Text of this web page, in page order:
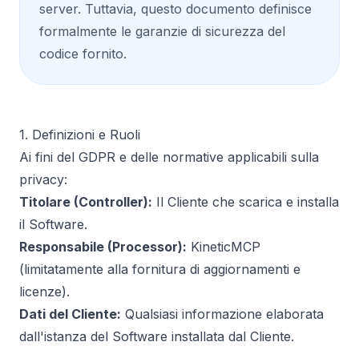
server. Tuttavia, questo documento definisce
formalmente le garanzie di sicurezza del
codice fornito.
1. Definizioni e Ruoli
Ai fini del GDPR e delle normative applicabili sulla
privacy:
Titolare (Controller): Il Cliente che scarica e installa
il Software.
Responsabile (Processor): KineticMCP
(limitatamente alla fornitura di aggiornamenti e
licenze).
Dati del Cliente: Qualsiasi informazione elaborata
dall'istanza del Software installata dal Cliente.